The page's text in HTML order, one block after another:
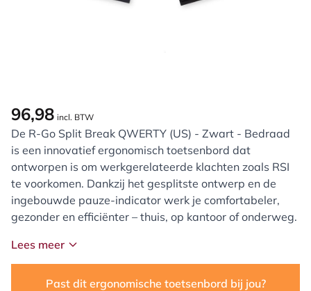
96,98 incl. BTW
De R-Go Split Break QWERTY (US) - Zwart - Bedraad
is een innovatief ergonomisch toetsenbord dat
ontworpen is om werkgerelateerde klachten zoals RSI
te voorkomen. Dankzij het gesplitste ontwerp en de
ingebouwde pauze-indicator werk je comfortabeler,
gezonder en efficiënter – thuis, op kantoor of onderweg.
Lees meer
Past dit ergonomische toetsenbord bij jou?